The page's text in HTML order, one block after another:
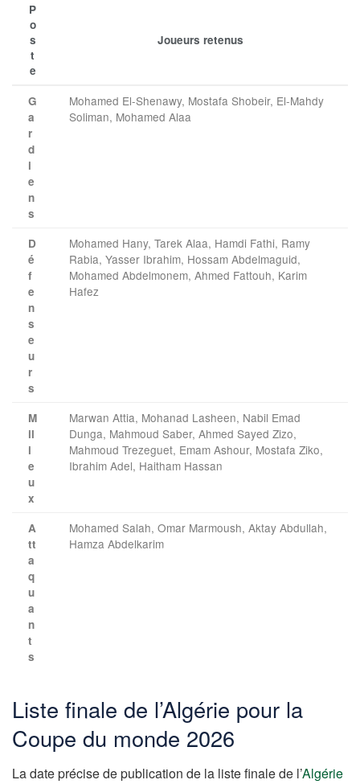
P
o
s
t
e
Joueurs retenus
G
a
r
d
i
e
n
s
Mohamed El-Shenawy, Mostafa Shobeir, El-Mahdy
Soliman, Mohamed Alaa
D
é
f
e
n
s
e
u
r
s
Mohamed Hany, Tarek Alaa, Hamdi Fathi, Ramy
Rabia, Yasser Ibrahim, Hossam Abdelmaguid,
Mohamed Abdelmonem, Ahmed Fattouh, Karim
Hafez
M
il
i
e
u
x
Marwan Attia, Mohanad Lasheen, Nabil Emad
Dunga, Mahmoud Saber, Ahmed Sayed Zizo,
Mahmoud Trezeguet, Emam Ashour, Mostafa Ziko,
Ibrahim Adel, Haitham Hassan
A
tt
a
q
u
a
n
t
s
Mohamed Salah, Omar Marmoush, Aktay Abdullah,
Hamza Abdelkarim
Liste finale de l’Algérie pour la
Coupe du monde 2026
La date précise de publication de la liste finale de l’Algérie